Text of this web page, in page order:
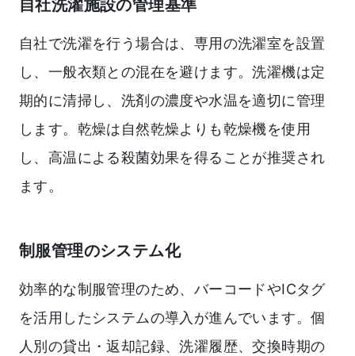
自社洗濯施設の管理基準
自社で洗濯を行う場合は、専用の洗濯室を設置
し、一般衣類との混在を避けます。洗濯機は定
期的に清掃し、洗剤の濃度や水温を適切に管理
します。乾燥は自然乾燥よりも乾燥機を使用
し、高温による殺菌効果を得ることが推奨され
ます。
制服管理のシステム化
効率的な制服管理のため、バーコードやICタグ
を活用したシステムの導入が進んでいます。個
人別の貸出・返却記録、洗濯履歴、交換時期の